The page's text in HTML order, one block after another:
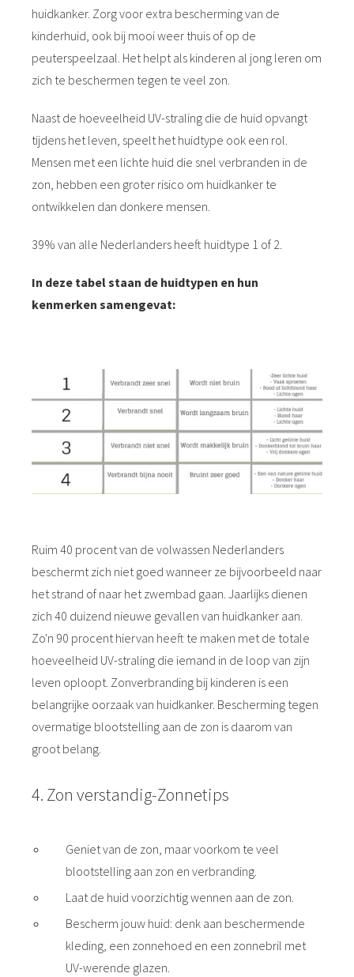
huidkanker. Zorg voor extra bescherming van de
kinderhuid, ook bij mooi weer thuis of op de
peuterspeelzaal. Het helpt als kinderen al jong leren om
zich te beschermen tegen te veel zon.
Naast de hoeveelheid UV-straling die de huid opvangt
tijdens het leven, speelt het huidtype ook een rol.
Mensen met een lichte huid die snel verbranden in de
zon, hebben een groter risico om huidkanker te
ontwikkelen dan donkere mensen.
39% van alle Nederlanders heeft huidtype 1 of 2.
In deze tabel staan de huidtypen en hun
kenmerken samengevat:
Ruim 40 procent van de volwassen Nederlanders
beschermt zich niet goed wanneer ze bijvoorbeeld naar
het strand of naar het zwembad gaan. Jaarlijks dienen
zich 40 duizend nieuwe gevallen van huidkanker aan.
Zo'n 90 procent hiervan heeft te maken met de totale
hoeveelheid UV-straling die iemand in de loop van zijn
leven oploopt. Zonverbranding bij kinderen is een
belangrijke oorzaak van huidkanker. Bescherming tegen
overmatige blootstelling aan de zon is daarom van
groot belang.
4. Zon verstandig-Zonnetips
Geniet van de zon, maar voorkom te veel
blootstelling aan zon en verbranding.
Laat de huid voorzichtig wennen aan de zon.
Bescherm jouw huid: denk aan beschermende
kleding, een zonnehoed en een zonnebril met
UV-werende glazen.